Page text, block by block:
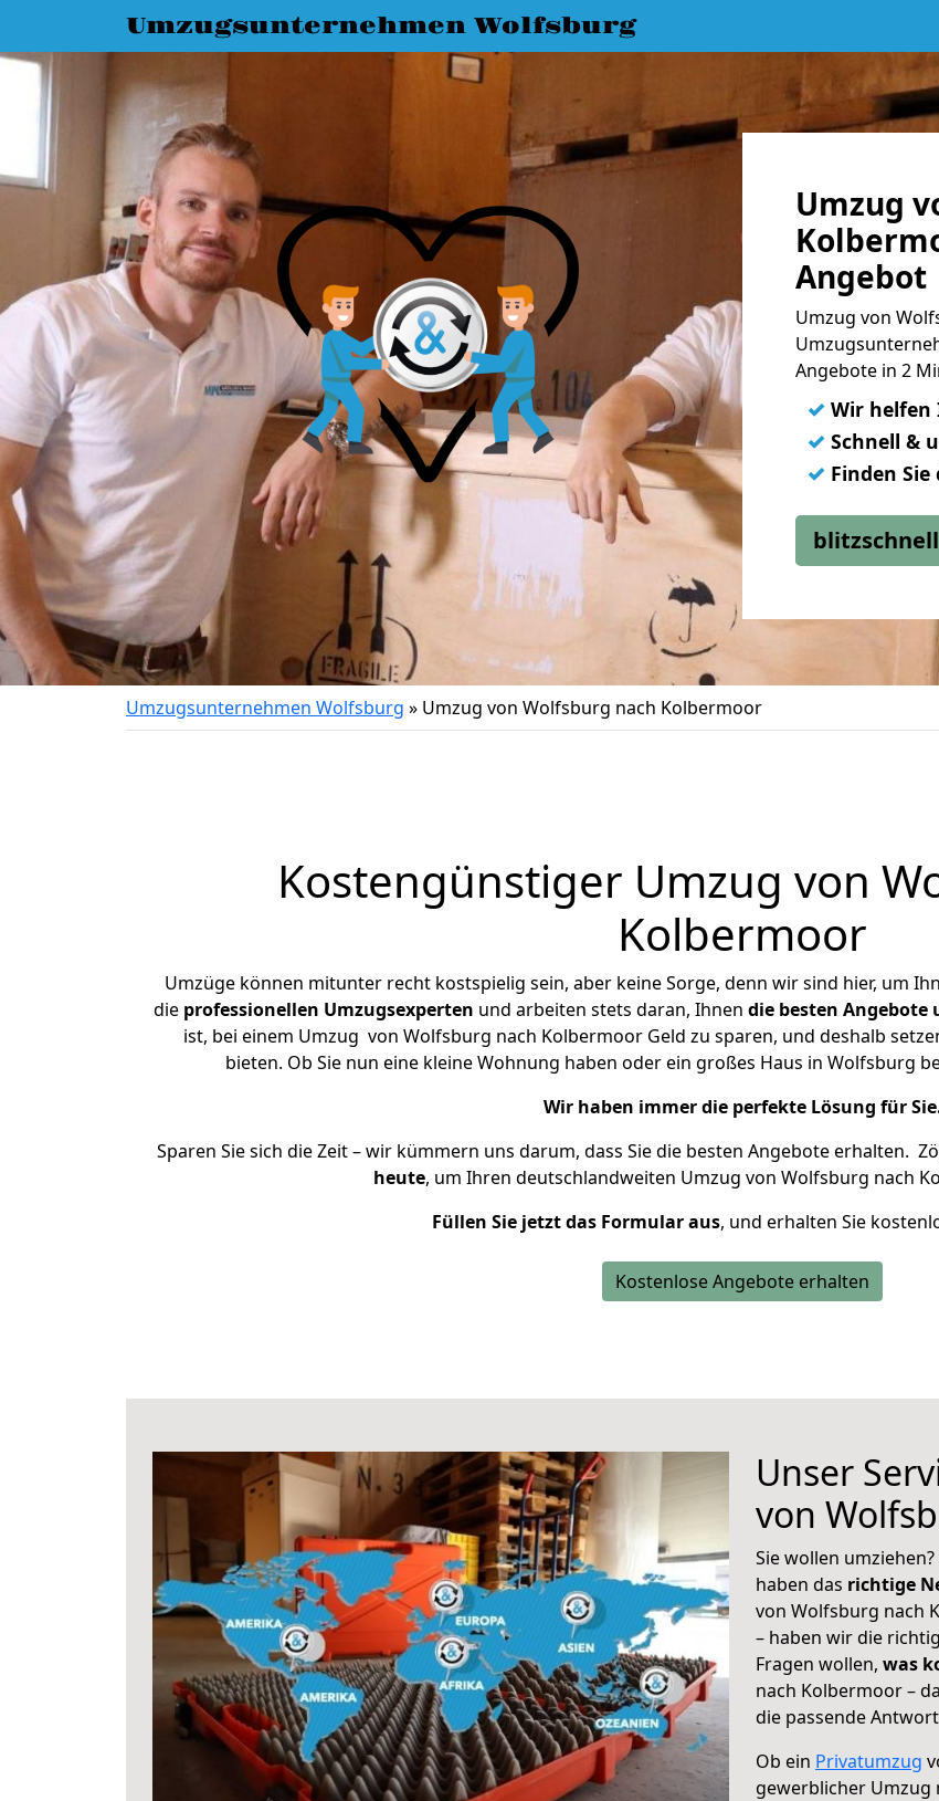
Umzugsunternehmen Wolfsburg
Umzug
Angebot
Umzug von
Angebote in 2
✓ Wir helfen
✓ Schnell &
✓ Finden
Umzugsunternehmen Wolfsburg » Umzug von Wolfsburg nach Kolbermoor
Kostengünstiger Umzug von
Kolbermoor
Umzüge können mitunter recht kostspielig sein, aber keine Sorge, denn wir sind hier, um
die professionellen Umzugsexperten und arbeiten stets daran, Ihnen die besten Angebote
ist, bei einem Umzug von Wolfsburg nach Kolbermoor Geld zu sparen, und deshalb
bieten. Ob Sie nun eine kleine Wohnung haben oder ein großes Haus in Wolfsburg
Wir haben immer die perfekte Lösung für
Sparen Sie sich die Zeit – wir kümmern uns darum, dass Sie die besten Angebote erhalten.
heute, um Ihren deutschlandweiten Umzug von Wolfsburg nach
Füllen Sie jetzt das Formular aus, und erhalten Sie
Kostenlose Angebote erhalten
Unser
von
Sie wollen
haben das richtige
von Wolfsburg nach
– haben wir die
Fragen wollen, was
nach Kolbermoor –
die passende
Ob ein Privatumzug
gewerblicher Umzug